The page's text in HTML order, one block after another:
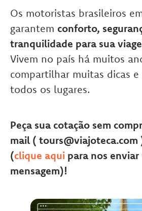
Os motoristas brasileiros
garantem conforto,
tranquilidade para sua
Vivem no país há muitos
compartilhar muitas dicas
todos os lugares.
Peça sua cotação sem
mail ( tours@viajoteca.com
(clique aqui para nos enviar
mensagem)!